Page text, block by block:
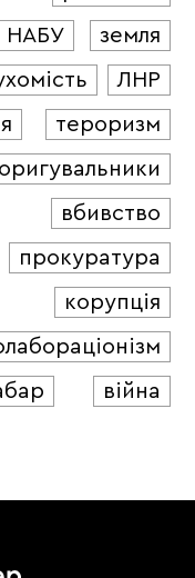
НАБУ
земля
ЛНР
тероризм
вбивство
прокуратура
корупція
війна